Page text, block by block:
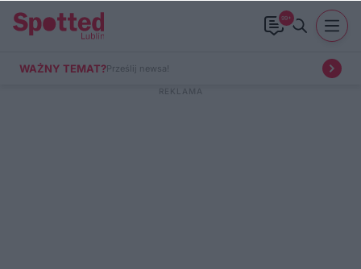
99+
WAŻNY TEMAT?Prześlij newsa!